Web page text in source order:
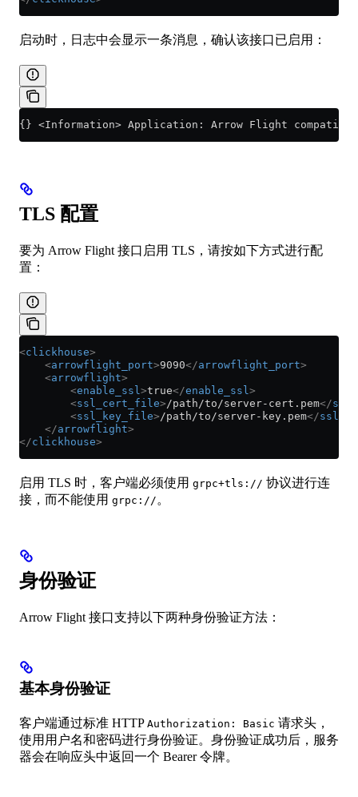
启动时，日志中会显示一条消息，确认该接口已启用：
{} <Information> Application: Arrow Flight
TLS 配置
要为 Arrow Flight 接口启用 TLS，请按如下方式进行配
置：
<clickhouse>
    <
arrowflight_port>9090</arrowflight_port>
    <
arrowflight>
        <
enable_ssl >true</enable_ssl >
        <
ssl_cert_file> /path/to/server-cert.pem</
        <
ssl_key_file> /path/to/server-key.pem</
    </
arrowflight>
</clickhouse>
启用 TLS 时，客户端必须使用 grpc+tls:// 协议进行连
接，而不能使用 grpc:// 。
身份验证
Arrow Flight 接口支持以下两种身份验证方法：
基本身份验证
客户端通过标准 HTTP Authorization: Basic 请求头，
使用用户名和密码进行身份验证。身份验证成功后，服务
器会在响应头中返回一个 Bearer 令牌。